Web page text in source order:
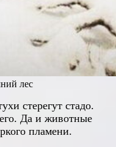
лес
стерегут стадо.
Да и животные
пламени.